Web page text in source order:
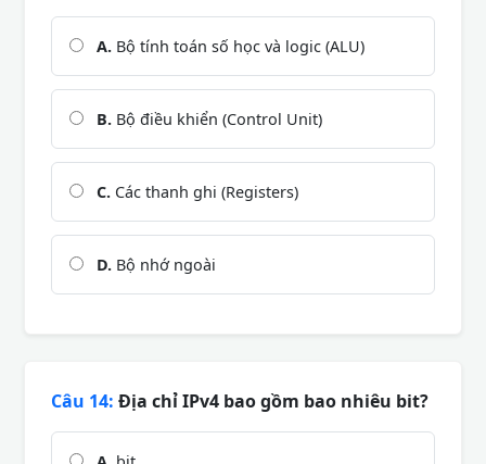
A. Bộ tính toán số học và logic (ALU)
B. Bộ điều khiển (Control Unit)
C. Các thanh ghi (Registers)
D. Bộ nhớ ngoài
Câu 14: Địa chỉ IPv4 bao gồm bao nhiêu bit?